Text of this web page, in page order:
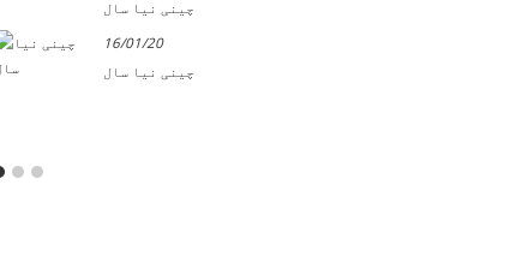
چینی نیا سال
16/01/20
چینی نیا سال